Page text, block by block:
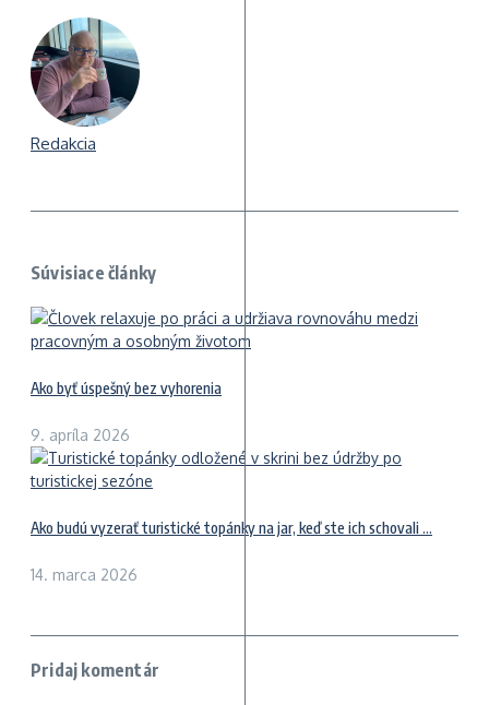
Redakcia
Súvisiace články
Ako byť úspešný bez vyhorenia
9. apríla 2026
Ako budú vyzerať turistické topánky na jar, keď ste ich schovali ...
14. marca 2026
Pridaj komentár